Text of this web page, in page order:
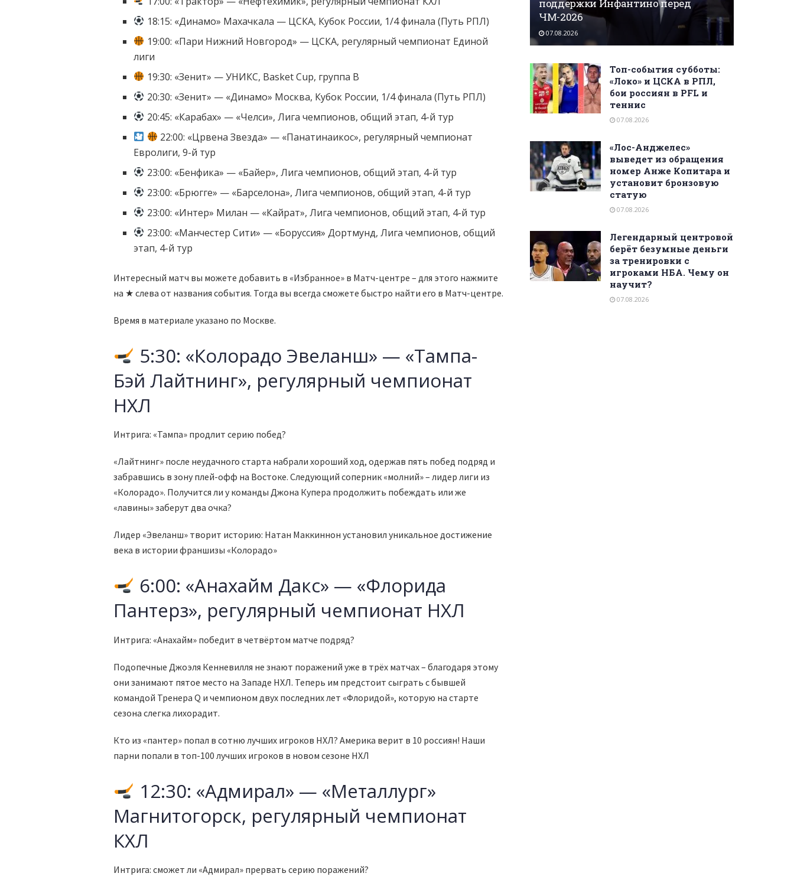
18:15: «Динамо» Махачкала — ЦСКА, Кубок России, 1/4 финала (Путь РПЛ)
19:00: «Пари Нижний Новгород» — ЦСКА, регулярный чемпионат Единой
лиги
19:30: «Зенит» — УНИКС, Basket Cup, группа В
20:30: «Зенит» — «Динамо» Москва, Кубок России, 1/4 финала (Путь РПЛ)
20:45: «Карабах» — «Челси», Лига чемпионов, общий этап, 4-й тур
22:00: «Црвена Звезда» — «Панатинаикос», регулярный чемпионат
Евролиги, 9-й тур
23:00: «Бенфика» — «Байер», Лига чемпионов, общий этап, 4-й тур
23:00: «Брюгге» — «Барселона», Лига чемпионов, общий этап, 4-й тур
23:00: «Интер» Милан — «Кайрат», Лига чемпионов, общий этап, 4-й тур
23:00: «Манчестер Сити» — «Боруссия» Дортмунд, Лига чемпионов, общий
этап, 4-й тур
Интересный матч вы можете добавить в «Избранное» в Матч-центре – для этого нажмите
на ★ слева от названия события. Тогда вы всегда сможете быстро найти его в Матч-центре.
Время в материале указано по Москве.
5:30: «Колорадо Эвеланш» — «Тампа-
Бэй Лайтнинг», регулярный чемпионат
НХЛ
Интрига: «Тампа» продлит серию побед?
«Лайтнинг» после неудачного старта набрали хороший ход, одержав пять побед подряд и
забравшись в зону плей-офф на Востоке. Следующий соперник «молний» – лидер лиги из
«Колорадо». Получится ли у команды Джона Купера продолжить побеждать или же
«лавины» заберут два очка?
Лидер «Эвеланш» творит историю: Натан Маккиннон установил уникальное достижение
века в истории франшизы «Колорадо»
6:00: «Анахайм Дакс» — «Флорида
Пантерз», регулярный чемпионат НХЛ
Интрига: «Анахайм» победит в четвёртом матче подряд?
Подопечные Джоэля Кенневилля не знают поражений уже в трёх матчах – благодаря этому
они занимают пятое место на Западе НХЛ. Теперь им предстоит сыграть с бывшей
командой Тренера Q и чемпионом двух последних лет «Флоридой», которую на старте
сезона слегка лихорадит.
Кто из «пантер» попал в сотню лучших игроков НХЛ? Америка верит в 10 россиян! Наши
парни попали в топ-100 лучших игроков в новом сезоне НХЛ
12:30: «Адмирал» — «Металлург»
Магнитогорск, регулярный чемпионат
КХЛ
Интрига: сможет ли «Адмирал» прервать серию поражений?
поддержки Инфантино перед
ЧМ-2026
07.08.2026
Топ-события субботы:
«Локо» и ЦСКА в РПЛ,
бои россиян в PFL и
теннис
07.08.2026
«Лос-Анджелес»
выведет из обращения
номер Анже Копитара и
установит бронзовую
статую
07.08.2026
Легендарный центровой
берёт безумные деньги
за тренировки с
игроками НБА. Чему он
научит?
07.08.2026